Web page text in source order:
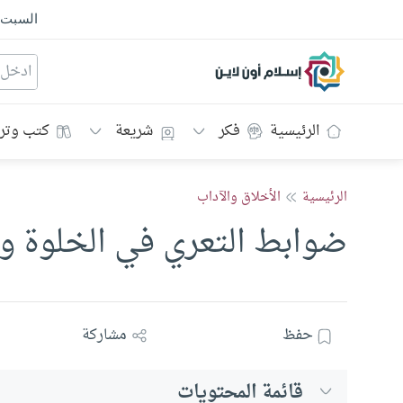
السبت
إسلام أون لاين
الرئيسية فكر شريعة كتب
الرئيسية الأخلاق والآداب
ضوابط التعري في الخلوة
حفظ مشاركة
قائمة المحتويات